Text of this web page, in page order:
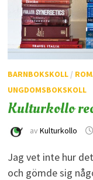
BARNBOKSKOLL/
UNGDOMSBOKSKOLL
Kulturkollo
av Kulturkollo
Jag vet inte hur
och gömde sig